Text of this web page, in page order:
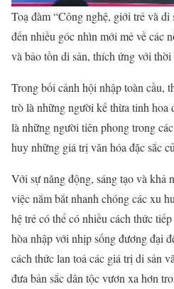
Toạ đàm “Công nghệ, giới trẻ và
đến nhiều góc nhìn mới mẻ về các
và bảo tồn di sản, thích ứng với thời
Trong bối cảnh hội nhập toàn cầu,
trò là những người kế thừa tinh hoa
là những người tiên phong trong
huy những giá trị văn hóa đặc sắc
Với sự năng động, sáng tạo và khả
việc nắm bắt nhanh chóng các xu
hệ trẻ có thể có nhiều cách thức
hòa nhập với nhịp sống đương đại
cách thức lan toả các giá trị di sản
đưa bản sắc dân tộc vươn xa hơn